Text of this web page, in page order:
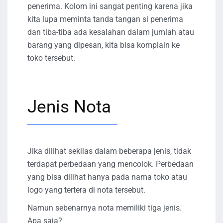
penerima. Kolom ini sangat penting karena jika
kita lupa meminta tanda tangan si penerima
dan tiba-tiba ada kesalahan dalam jumlah atau
barang yang dipesan, kita bisa komplain ke
toko tersebut.
Jenis Nota
Jika dilihat sekilas dalam beberapa jenis, tidak
terdapat perbedaan yang mencolok. Perbedaan
yang bisa dilihat hanya pada nama toko atau
logo yang tertera di nota tersebut.
Namun sebenarnya nota memiliki tiga jenis.
Apa saja?